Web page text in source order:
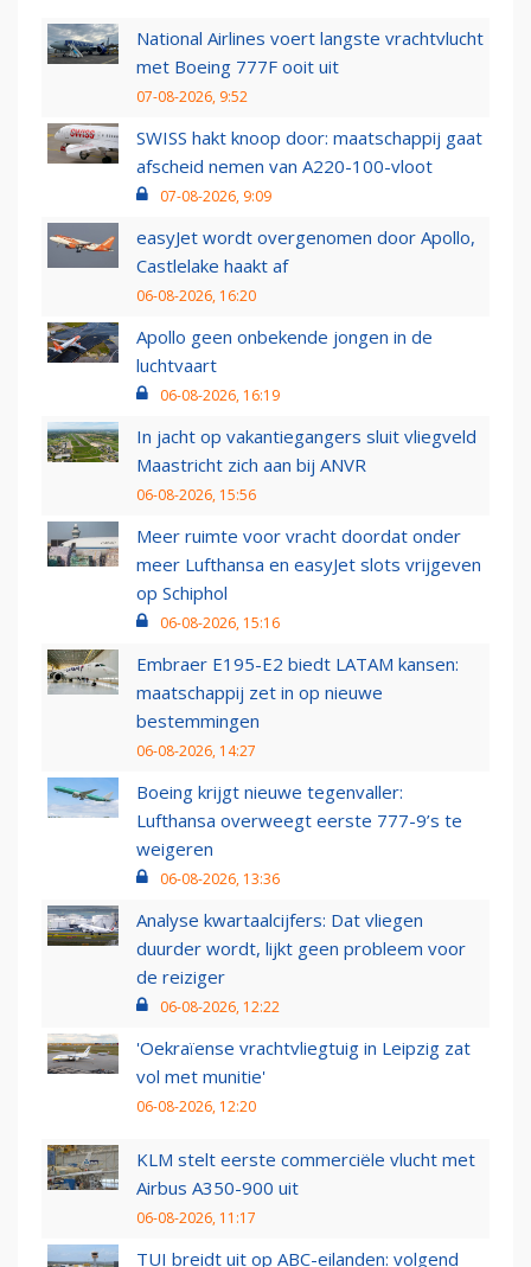
National Airlines voert langste vrachtvlucht
met Boeing 777F ooit uit
07-08-2026, 9:52
SWISS hakt knoop door: maatschappij gaat
afscheid nemen van A220-100-vloot
07-08-2026, 9:09
easyJet wordt overgenomen door Apollo,
Castlelake haakt af
06-08-2026, 16:20
Apollo geen onbekende jongen in de
luchtvaart
06-08-2026, 16:19
In jacht op vakantiegangers sluit vliegveld
Maastricht zich aan bij ANVR
06-08-2026, 15:56
Meer ruimte voor vracht doordat onder
meer Lufthansa en easyJet slots vrijgeven
op Schiphol
06-08-2026, 15:16
Embraer E195-E2 biedt LATAM kansen:
maatschappij zet in op nieuwe
bestemmingen
06-08-2026, 14:27
Boeing krijgt nieuwe tegenvaller:
Lufthansa overweegt eerste 777-9’s te
weigeren
06-08-2026, 13:36
Analyse kwartaalcijfers: Dat vliegen
duurder wordt, lijkt geen probleem voor
de reiziger
06-08-2026, 12:22
'Oekraïense vrachtvliegtuig in Leipzig zat
vol met munitie'
06-08-2026, 12:20
KLM stelt eerste commerciële vlucht met
Airbus A350-900 uit
06-08-2026, 11:17
TUI breidt uit op ABC-eilanden: volgend